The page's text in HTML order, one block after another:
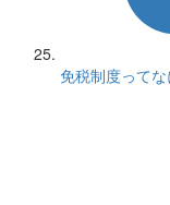
免税制度って